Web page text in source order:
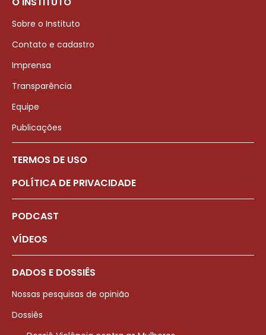
Sobre o Instituto
Contato e cadastro
Imprensa
Transparência
Equipe
Publicações
TERMOS DE USO
POLÍTICA DE PRIVACIDADE
PODCAST
VÍDEOS
DADOS E DOSSIÊS
Nossas pesquisas de opinião
Dossiês